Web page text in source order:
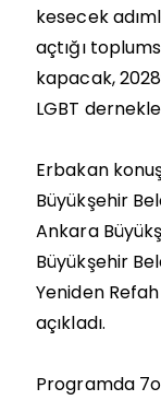
kesecek
açtığı
kapacak,
LGBT
Erbakan
Büyükşehir
Ankara
Büyükşehir
Yeniden
açıkladı.
Programda